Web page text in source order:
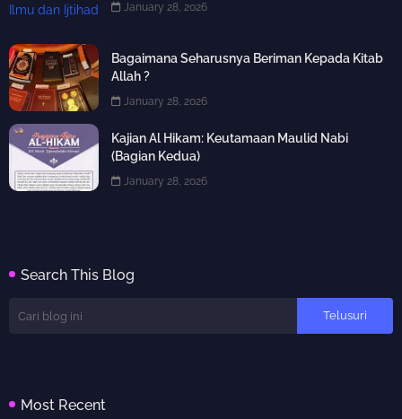
January 28, 2026
Bagaimana Seharusnya Beriman Kepada Kitab
Allah ?
January 28, 2026
Kajian Al Hikam: Keutamaan Maulid Nabi
(Bagian Kedua)
January 28, 2026
Search This Blog
Most Recent